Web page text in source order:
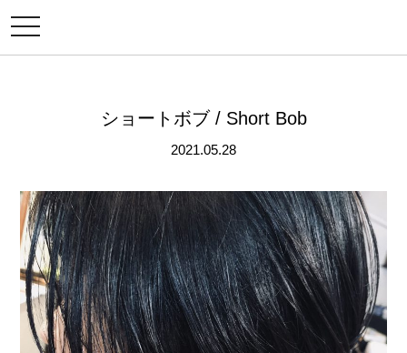
メ
ニ
ュ
ショートボブ / Short Bob
2021.05.28